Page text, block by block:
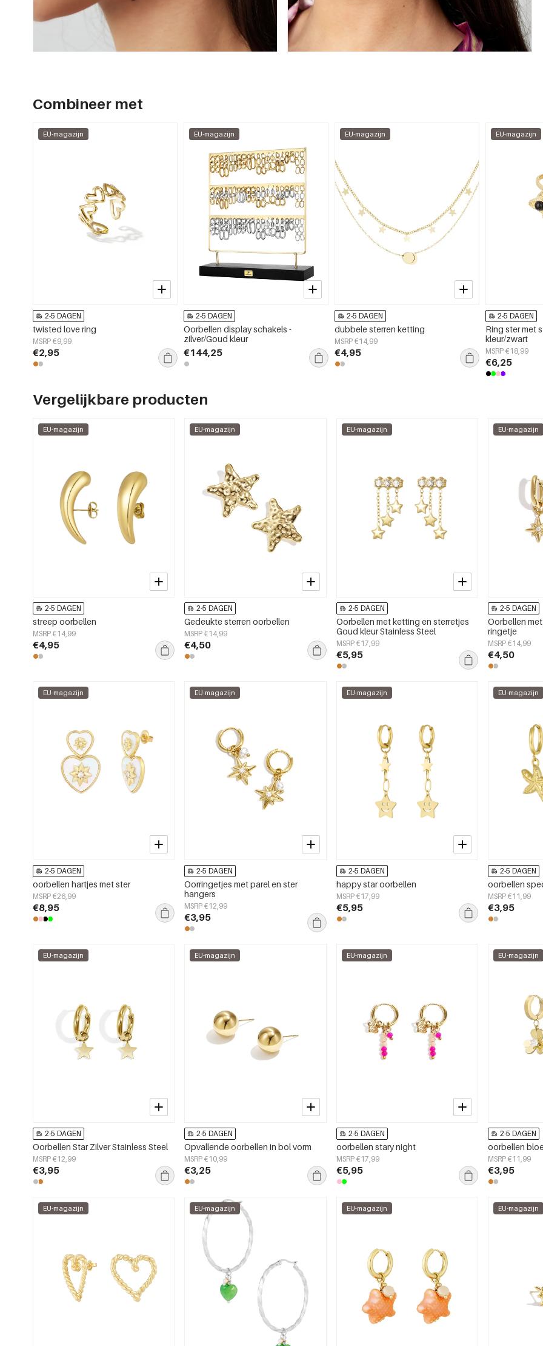
Combineer met
EU-magazijn
2-5 DAGEN
twisted love ring
MSRP €9,99
€2,95
EU-magazijn
2-5 DAGEN
Oorbellen display schakels -
zilver/Goud kleur
€144,25
EU-magazijn
2-5 DAGEN
dubbele sterren ketting
MSRP €14,99
€4,95
EU-magazijn
2-5 DAGEN
Ring ster met
kleur/zwart
MSRP €18,99
€6,25
Vergelijkbare producten
EU-magazijn
2-5 DAGEN
streep oorbellen
MSRP €14,99
€4,95
EU-magazijn
2-5 DAGEN
Gedeukte sterren oorbellen
MSRP €14,99
€4,50
EU-magazijn
2-5 DAGEN
Oorbellen met ketting en sterretjes
Goud kleur Stainless Steel
MSRP €17,99
€5,95
EU-magazijn
2-5 DAGEN
Oorbellen
ringetje
MSRP €14,99
€4,50
EU-magazijn
2-5 DAGEN
oorbellen hartjes met ster
MSRP €26,99
€8,95
EU-magazijn
2-5 DAGEN
Oorringetjes met parel en ster
hangers
MSRP €12,99
€3,95
EU-magazijn
2-5 DAGEN
happy star oorbellen
MSRP €17,99
€5,95
EU-magazijn
2-5 DAGEN
oorbellen
MSRP €11,99
€3,95
EU-magazijn
2-5 DAGEN
Oorbellen Star Zilver Stainless Steel
MSRP €12,99
€3,95
EU-magazijn
2-5 DAGEN
Opvallende oorbellen in bol vorm
MSRP €10,99
€3,25
EU-magazijn
2-5 DAGEN
oorbellen stary night
MSRP €17,99
€5,95
EU-magazijn
2-5 DAGEN
oorbellen
MSRP €11,99
€3,95
EU-magazijn EU-magazijn EU-magazijn EU-magazijn